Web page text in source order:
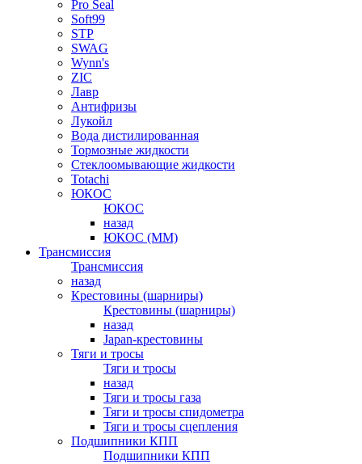
Pro Seal
Soft99
STP
SWAG
Wynn's
ZIC
Лавр
Антифризы
Лукойл
Вода дистилированная
Тормозные жидкости
Стеклоомывающие жидкости
Totachi
ЮКОС
ЮКОС
назад
ЮКОС (ММ)
Трансмиссия
Трансмиссия
назад
Крестовины (шарниры)
Крестовины (шарниры)
назад
Japan-крестовины
Тяги и тросы
Тяги и тросы
назад
Тяги и тросы газа
Тяги и тросы спидометра
Тяги и тросы сцепления
Подшипники КПП
Подшипники КПП